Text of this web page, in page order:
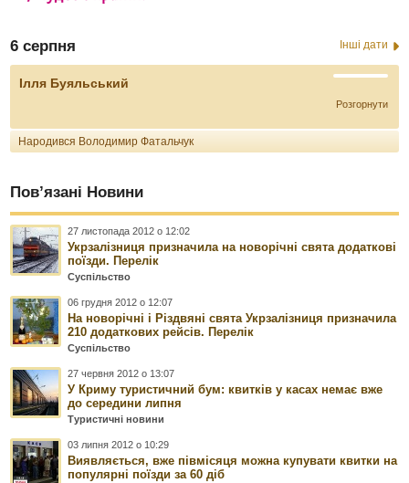
6 серпня Інші дати
Ілля Буяльський
Розгорнути
Народився Володимир Фатальчук
Пов’язані Новини
27 листопада 2012 о 12:02
Укрзалізниця призначила на новорічні свята додаткові
поїзди. Перелік
Суспільство
06 грудня 2012 о 12:07
На новорічні і Різдвяні свята Укрзалізниця призначила
210 додаткових рейсів. Перелік
Суспільство
27 червня 2012 о 13:07
У Криму туристичний бум: квитків у касах немає вже
до середини липня
Туристичні новини
03 липня 2012 о 10:29
Виявляється, вже півмісяця можна купувати квитки на
популярні поїзди за 60 діб